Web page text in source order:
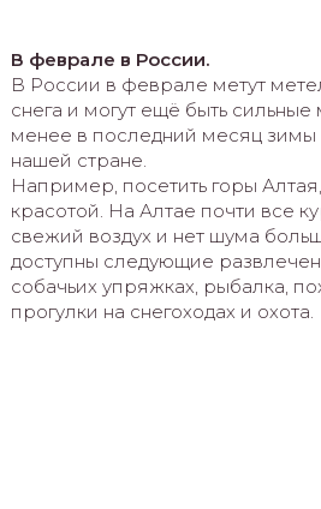
В феврале в России.
В России в феврале метут
снега и могут ещё быть
менее в последний месяц зимы
нашей стране.
Например, посетить горы
красотой. На Алтае почти все
свежий воздух и нет шума
доступны следующие
собачьих упряжках, рыбалка,
прогулки на снегоходах и охота.